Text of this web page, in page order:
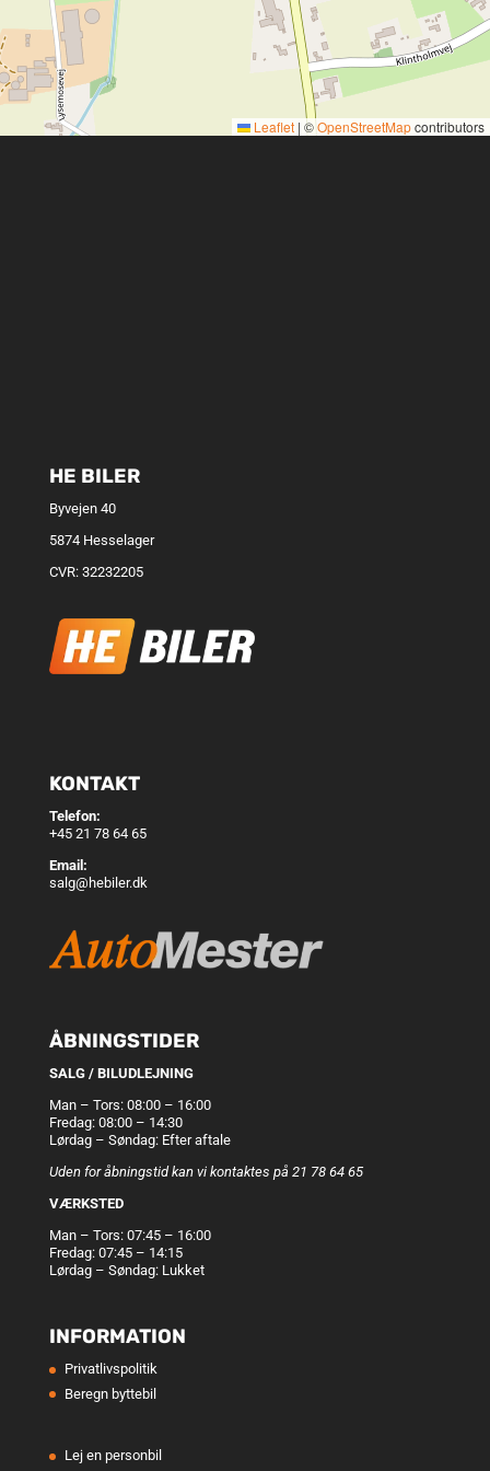
Leaflet | ©OpenStreetMapcontributors
HE BILER
Byvejen 40
5874 Hesselager
CVR: 32232205
KONTAKT
Telefon:
+45 21 78 64 65
Email:
salg@hebiler.dk
ÅBNINGSTIDER
SALG / BILUDLEJNING
Man – Tors: 08:00 – 16:00
Fredag: 08:00 – 14:30
Lørdag – Søndag: Efter aftale
Uden for åbningstid kan vi kontaktes på 21 78 64 65
VÆRKSTED
Man – Tors: 07:45 – 16:00
Fredag: 07:45 – 14:15
Lørdag – Søndag: Lukket
INFORMATION
Privatlivspolitik
Beregn byttebil
Lej en personbil